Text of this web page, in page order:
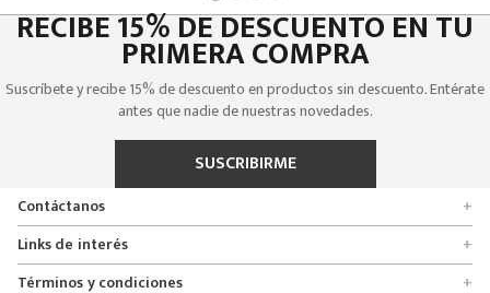
RECIBE 15% DE DESCUENTO EN TU
PRIMERA COMPRA
Suscríbete y recibe 15% de descuento en productos sin descuento. Entérate
antes que nadie de nuestras novedades.
SUSCRIBIRME
Contáctanos
+
Encuentra tu tienda
Formulario de solicitudes
Links de interés +
Quienes somos
Términos y condiciones +